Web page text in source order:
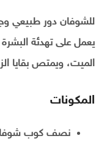
للشوفان دور طبيعي
يعمل على تهدئة
الميت، ويمتص بقايا
المكونات
نصف كوب